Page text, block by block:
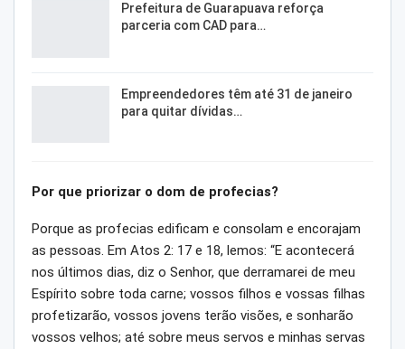
Prefeitura de Guarapuava reforça
parceria com CAD para…
Empreendedores têm até 31 de janeiro
para quitar dívidas…
Por que priorizar o dom de profecias?
Porque as profecias edificam e consolam e encorajam
as pessoas. Em Atos 2: 17 e 18, lemos: “E acontecerá
nos últimos dias, diz o Senhor, que derramarei de meu
Espírito sobre toda carne; vossos filhos e vossas filhas
profetizarão, vossos jovens terão visões, e sonharão
vossos velhos; até sobre meus servos e minhas servas